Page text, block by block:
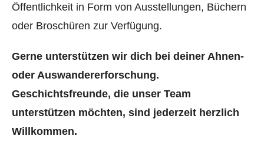
Öffentlichkeit in Form von Ausstellungen, Büchern
oder Broschüren zur Verfügung.
Gerne unterstützen wir dich bei deiner Ahnen-
oder Auswandererforschung.
Geschichtsfreunde, die unser Team
unterstützen möchten, sind jederzeit herzlich
Willkommen.